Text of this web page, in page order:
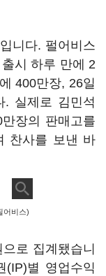
니다. 펄어비스
시 하루 만에 2
400만장, 26일
. 실제로 김민석
장의 판매고를
찬사를 보낸 바
어비스)
로 집계됐습니
(IP)별 영업수익